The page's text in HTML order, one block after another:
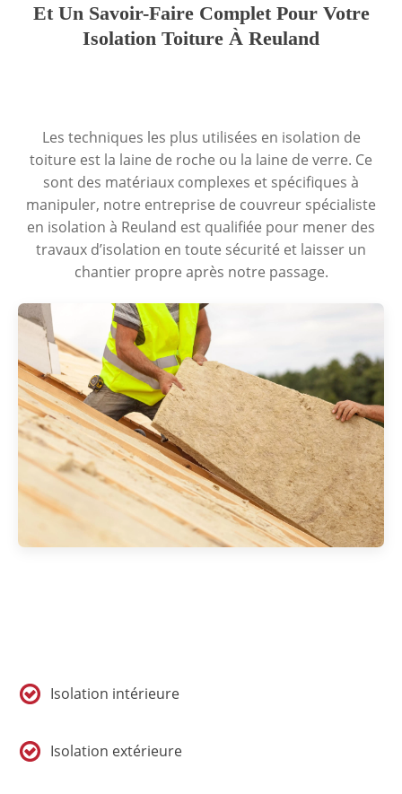
Et Un Savoir-Faire Complet Pour Votre
Isolation Toiture À Reuland
Les techniques les plus utilisées en isolation de
toiture est la laine de roche ou la laine de verre. Ce
sont des matériaux complexes et spécifiques à
manipuler, notre entreprise de couvreur spécialiste
en isolation à Reuland est qualifiée pour mener des
travaux d’isolation en toute sécurité et laisser un
chantier propre après notre passage.
Isolation intérieure
Isolation extérieure